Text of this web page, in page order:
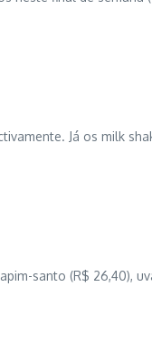
Já os milk
santo (R$ 26,40),